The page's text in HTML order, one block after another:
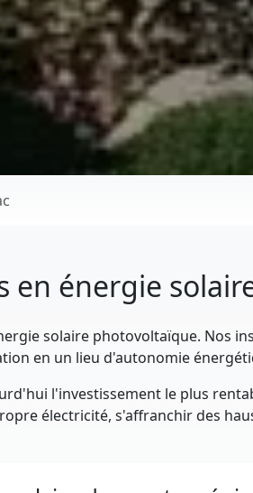
en énergie
solaire photovoltaïque. Nos
en un lieu d'autonomie
l'investissement le plus
électricité, s'affranchir des